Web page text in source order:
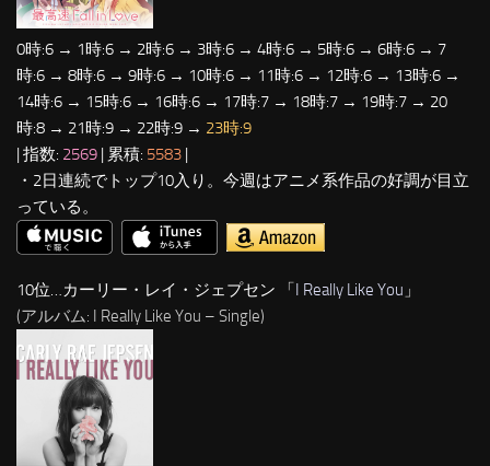
0時:6 → 1時:6 → 2時:6 → 3時:6 → 4時:6 → 5時:6 → 6時:6 → 7
時:6 → 8時:6 → 9時:6 → 10時:6 → 11時:6 → 12時:6 → 13時:6 →
14時:6 → 15時:6 → 16時:6 → 17時:7 → 18時:7 → 19時:7 → 20
時:8 → 21時:9 → 22時:9 → 23時:9
| 指数: 2569 | 累積: 5583 |
・2日連続でトップ10入り。今週はアニメ系作品の好調が目立
っている。
10位…カーリー・レイ・ジェプセン 「I Really Like You 」
(アルバム: I Really Like You – Single)